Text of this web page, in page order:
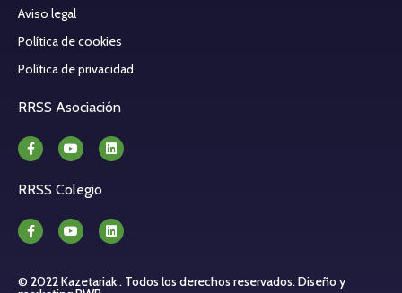
Aviso legal
Política de cookies
Política de privacidad
RRSS Asociación
RRSS Colegio
© 2022 Kazetariak . Todos los derechos reservados.Diseño y